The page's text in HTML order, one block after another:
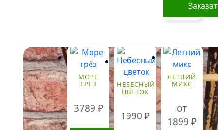
МОРЕ
ГРЁЗ
3789 ₽
НЕБЕСНЫЙ
ЦВЕТОК
1990 ₽
ЛЕТНИЙ
МИКС
от
1899 ₽